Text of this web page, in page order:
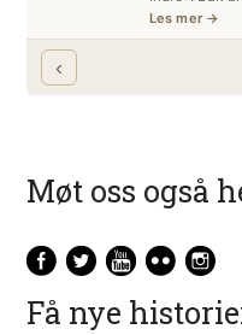
Møt oss også
Få nye